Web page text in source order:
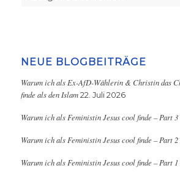
NEUE BLOGBEITRÄGE
Warum ich als Ex-AfD-Wählerin & Christin das
finde als den Islam 22. Juli 2026
Warum ich als Feministin Jesus cool finde – Part 3
Warum ich als Feministin Jesus cool finde – Part 2
Warum ich als Feministin Jesus cool finde – Part 1